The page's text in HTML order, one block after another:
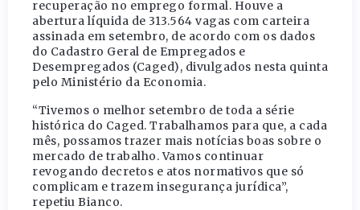
recuperação no emprego formal. Houve a
abertura líquida de 313.564 vagas com carteira
assinada em setembro, de acordo com os dados
do Cadastro Geral de Empregados e
Desempregados (Caged), divulgados nesta quinta
pelo Ministério da Economia.
“Tivemos o melhor setembro de toda a série
histórica do Caged. Trabalhamos para que, a cada
mês, possamos trazer mais notícias boas sobre o
mercado de trabalho. Vamos continuar
revogando decretos e atos normativos que só
complicam e trazem insegurança jurídica”,
repetiu Bianco.